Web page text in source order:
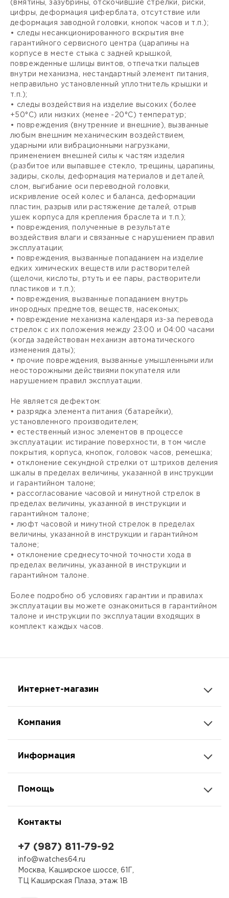
(вмятины, зазубрины, отскочившие стрелки, риски,
цифры, деформация циферблата, отсутствие или
деформация заводной головки, кнопок часов и т.п.);
• следы несанкционированного вскрытия вне
гарантийного сервисного центра (царапины на
корпусе в месте стыка с задней крышкой,
поврежденные шлицы винтов, отпечатки пальцев
внутри механизма, нестандартный элемент питания,
неправильно установленный уплотнитель крышки и
т.п.);
• следы воздействия на изделие высоких (более
+50°С) или низких (менее -20°С) температур;
• повреждения (внутренние и внешние), вызванные
любым внешним механическим воздействием,
ударными или вибрационными нагрузками,
применением внешней силы к частям изделия
(разбитое или выпавшее стекло, трещины, царапины,
задиры, сколы, деформация материалов и деталей,
слом, выгибание оси переводной головки,
искривление осей колес и баланса, деформации
пластин, разрыв или растяжение деталей, отрыв
ушек корпуса для крепления браслета и т.п.);
• повреждения, полученные в результате
воздействия влаги и связанные с нарушением правил
эксплуатации;
• повреждения, вызванные попаданием на изделие
едких химических веществ или растворителей
(щелочи, кислоты, ртуть и ее пары, растворители
пластиков и т.п.);
• повреждения, вызванные попаданием внутрь
инородных предметов, веществ, насекомых;
• повреждение механизма календаря из-за перевода
стрелок с их положения между 23:00 и 04:00 часами
(когда задействован механизм автоматического
изменения даты);
• прочие повреждения, вызванные умышленными или
неосторожными действиями покупателя или
нарушением правил эксплуатации.
Не является дефектом:
• разрядка элемента питания (батарейки),
установленного производителем;
• естественный износ элементов в процессе
эксплуатации: истирание поверхности, в том числе
покрытия, корпуса, кнопок, головок часов, ремешка;
• отклонение секундной стрелки от штрихов деления
шкалы в пределах величины, указанной в инструкции
и гарантийном талоне;
• рассогласование часовой и минутной стрелок в
пределах величины, указанной в инструкции и
гарантийном талоне;
• люфт часовой и минутной стрелок в пределах
величины, указанной в инструкции и гарантийном
талоне;
• отклонение среднесуточной точности хода в
пределах величины, указанной в инструкции и
гарантийном талоне.
Более подробно об условиях гарантии и правилах
эксплуатации вы можете ознакомиться в гарантийном
талоне и инструкции по эксплуатации входящих в
комплект каждых часов.
Интернет-магазин
Компания
Информация
Помощь
Контакты
+7 (987) 811-79-92
info@watches64.ru
Москва, Каширское шоссе, 61Г,
ТЦ Каширская Плаза, этаж 1В